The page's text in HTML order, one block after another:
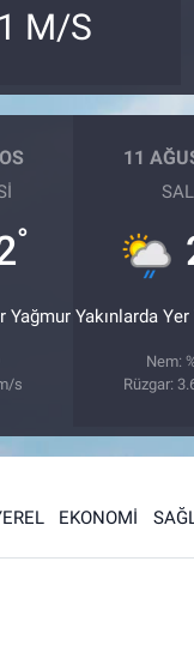
M/S
°
Yağmur
s
11
Yakınlarda
Nem:
Rüzgar:
EKONOMİ